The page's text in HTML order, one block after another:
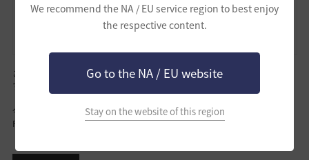
We recommend the NA / EU service region to best enjoy
the respective content.
Go to the NA / EU website
Stay on the website of this region
※ 注意事項
- メンテナンス時間は都合によって変更、延長、または早期終了するこ
ご不便をおかけし大変申し訳ございませんが、ご協力の程お願い申し上げま
す。
今後とも、「黒い砂漠」をよろしくお願いいたします。
Pearl Abyss「黒い砂漠」サービスチーム